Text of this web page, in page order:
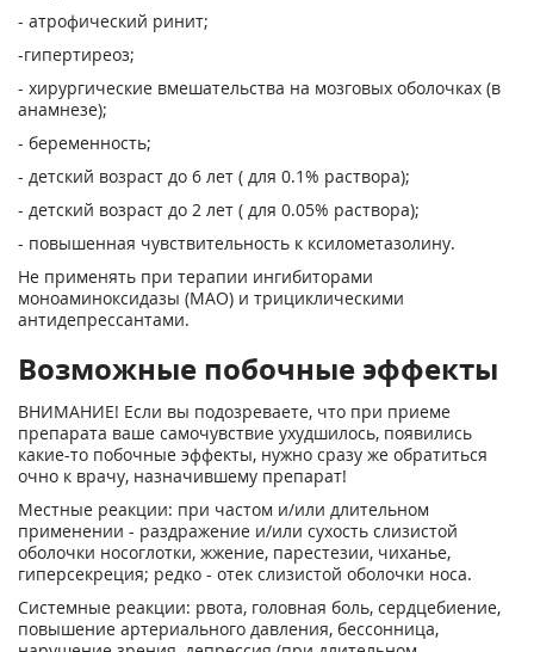
- атрофический ринит;
-гипертиреоз;
- хирургические вмешательства на мозговых оболочках (в
анамнезе);
- беременность;
- детский возраст до 6 лет ( для 0.1% раствора);
- детский возраст до 2 лет ( для 0.05% раствора);
- повышенная чувствительность к ксилометазолину.
Не применять при терапии ингибиторами
моноаминоксидазы (МАО) и трициклическими
антидепрессантами.
Возможные побочные эффекты
ВНИМАНИЕ! Если вы подозреваете, что при приеме
препарата ваше самочувствие ухудшилось, появились
какие-то побочные эффекты, нужно сразу же обратиться
очно к врачу, назначившему препарат!
Местные реакции: при частом и/или длительном
применении - раздражение и/или сухость слизистой
оболочки носоглотки, жжение, парестезии, чиханье,
гиперсекреция; редко - отек слизистой оболочки носа.
Системные реакции: рвота, головная боль, сердцебиение,
повышение артериального давления, бессонница,